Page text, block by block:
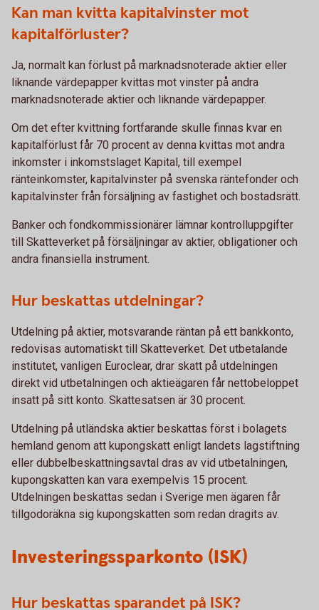
Kan man kvitta kapitalvinster mot
kapitalförluster?
Ja, normalt kan förlust på marknadsnoterade aktier eller
liknande värdepapper kvittas mot vinster på andra
marknadsnoterade aktier och liknande värdepapper.
Om det efter kvittning fortfarande skulle finnas kvar en
kapitalförlust får 70 procent av denna kvittas mot andra
inkomster i inkomstslaget Kapital, till exempel
ränteinkomster, kapitalvinster på svenska räntefonder och
kapitalvinster från försäljning av fastighet och bostadsrätt.
Banker och fondkommissionärer lämnar kontrolluppgifter
till Skatteverket på försäljningar av aktier, obligationer och
andra finansiella instrument.
Hur beskattas utdelningar?
Utdelning på aktier, motsvarande räntan på ett bankkonto,
redovisas automatiskt till Skatteverket. Det utbetalande
institutet, vanligen Euroclear, drar skatt på utdelningen
direkt vid utbetalningen och aktieägaren får nettobeloppet
insatt på sitt konto. Skattesatsen är 30 procent.
Utdelning på utländska aktier beskattas först i bolagets
hemland genom att kupongskatt enligt landets lagstiftning
eller dubbelbeskattningsavtal dras av vid utbetalningen,
kupongskatten kan vara exempelvis 15 procent.
Utdelningen beskattas sedan i Sverige men ägaren får
tillgodoräkna sig kupongskatten som redan dragits av.
Investeringssparkonto (ISK)
Hur beskattas sparandet på ISK?